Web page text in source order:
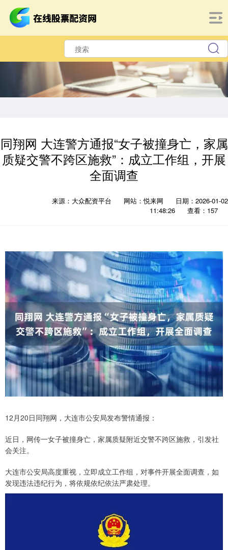
同翔网 大连警方通报“女子被撞身亡，家属
质疑交警不跨区施救”：成立工作组，开展
全面调查
来源：大众配资平台 网站：悦来网
日期：2026-01-02
11:48:26
查看：157
12月20日同翔网，大连市公安局发布警情通报：
近日，网传一女子被撞身亡，家属质疑附近交警不跨区施救，引发社
会关注。
大连市公安局高度重视，立即成立工作组，对事件开展全面调查，如
发现违法违纪行为，将依规依纪依法严肃处理。